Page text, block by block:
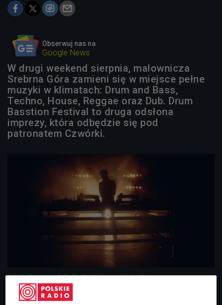
Obserwuj nas na
Google News
W drugi weekend sierpnia, malownicza
Srebrna Góra zamieni się w miejsce pełne
muzyki w klimatach: Drum and Bass,
Techno, House, Reggae oraz Dub. Drum
Basstion Festival to druga odsłona
imprezy, która odbędzie się pod
patronatem Czwórki.
(zdj. ilustracyjne) Foto: Shutterstock.com/kondrukhov
13-14 sierpnia wszelkie gatunki muzyczne, które mają coś